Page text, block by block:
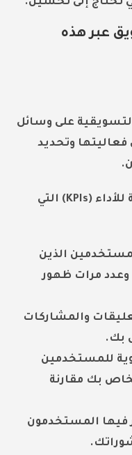
عبر هذه
على وسائل
وتحديد
إليك بعض المؤشرات الرئيسية للأداء (KPIs) التي
الذين
مرات ظهور
والمشاركات
بك.
للمستخدمين
بك مقارنة
فيها المستخدمون